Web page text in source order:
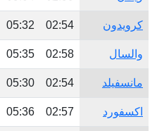
كرويدون 02:54
05:32
والسال 02:58
05:35
مانسفيلد 02:54
05:30
اكسفورد 02:57
05:36